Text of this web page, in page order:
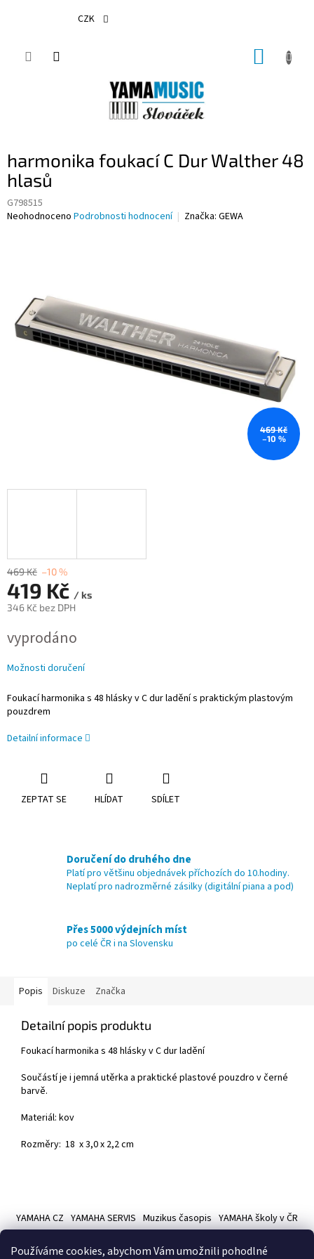
Používáme cookies, abychom Vám umožnili pohodlné
CZK
harmonika foukací C Dur Walther 48
hlasů
G798515
Průměrné
hvězdiček.
Neohodnoceno Podrobnosti hodnocení Značka: GEWA
469 Kč
–10 %
469 Kč –10 %
419 Kč / ks
346 Kč bez DPH
cena:
vyprodáno
Možnosti doručení
Foukací harmonika s 48 hlásky v C dur ladění s praktickým plastovým
pouzdrem
Detailní informace
ZEPTAT SE HLÍDAT SDÍLET
Doručení do druhého dne
Platí pro většinu objednávek příchozích do 10.hodiny.
Neplatí pro nadrozměrné zásilky (digitální piana a pod)
Přes 5000 výdejních míst
po celé ČR i na Slovensku
Popis Diskuze Značka
Detailní popis produktu
Foukací harmonika s 48 hlásky v C dur ladění
Součástí je i jemná utěrka a praktické plastové pouzdro v černé
barvě.
Materiál: kov
Rozměry: 18 x 3,0 x 2,2 cm
p
YAMAHA CZ YAMAHA SERVIS Muzikus časopis YAMAHA školy v ČR